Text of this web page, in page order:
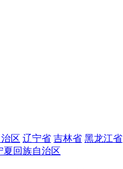
区 辽宁省 吉林省 黑龙江省
夏回族自治区